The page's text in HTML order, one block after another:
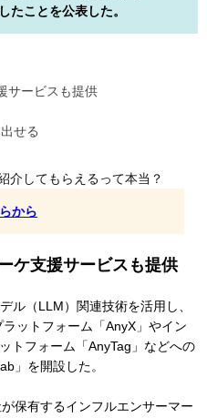
たことを公表した。
サービスも提供
せる
介してもらえるって本当？
から
ケ支援サービスも提供
ル（LLM）関連技術を活用し、
ットフォーム「AnyX」やイン
トフォーム「AnyTag」などへの
」を開設した。
保有するインフルエンサーマー